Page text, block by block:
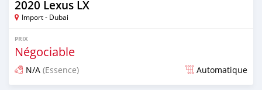
2020 Lexus LX
Import - Dubai
PRIX
Négociable
N/A (Essence) Automatique